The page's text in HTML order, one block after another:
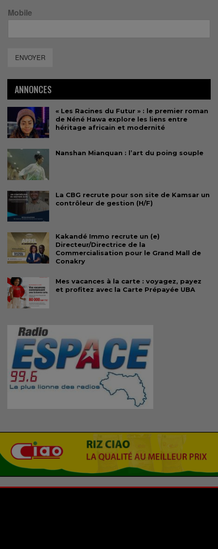
Mobile
ENVOYER
ANNONCES
« Les Racines du Futur » : le premier roman
de Néné Hawa explore les liens entre
héritage africain et modernité
Nanshan Mianquan : l’art du poing souple
La CBG recrute pour son site de Kamsar un
contrôleur de gestion (H/F)
Kakandé Immo recrute un (e)
Directeur/Directrice de la
Commercialisation pour le Grand Mall de
Conakry
Mes vacances à la carte : voyagez, payez
et profitez avec la Carte Prépayée UBA